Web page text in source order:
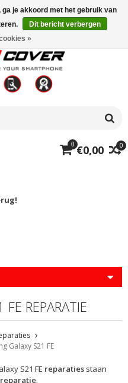
0
0 €0,00
REPARATIE
Galaxy S21 FE
S21 FE reparatiesstaan
.
je akkoord met het gebruik van
Dit bericht verbergen
»